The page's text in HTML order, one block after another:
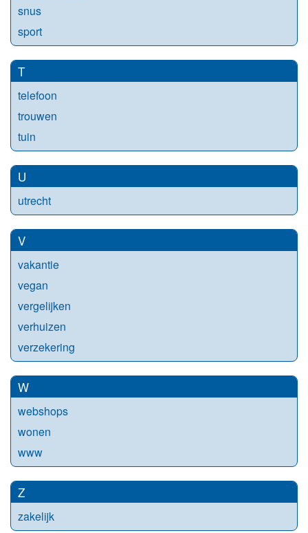
snus
sport
T
telefoon
trouwen
tuin
U
utrecht
V
vakantie
vegan
vergelijken
verhuizen
verzekering
W
webshops
wonen
www
Z
zakelijk